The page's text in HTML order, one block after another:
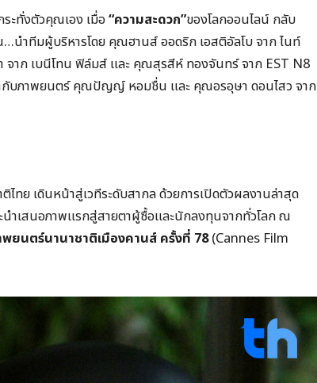
ะทั่งตัวคุณเอง เมื่อ“ความสะดวก”ของโลกออนไลน์ กลับ
นำทีมผู้บริหารโดย คุณฮานส์ ออดริก เอสติอัลโบ จาก ไนท์
าก เบนีโทน ฟิล์มส์ และ คุณสุรสีห์ ทองจันทร์ จาก EST N8
กับภาพยนตร์ คุณปัญญ์ หอมชื่น และ คุณอรอุษา ดอนไสว จาก
ย เดินหน้าสู่เวทีระดับสากล ด้วยการเปิดตัวผลงานล่าสุด
ำเสนอภาพแรกสู่สายตาผู้ซื้อและนักลงทุนจากทั่วโลก ณ
พยนตร์นานาชาติเมืองคานส์ ครั้งที่ 78(Cannes Film